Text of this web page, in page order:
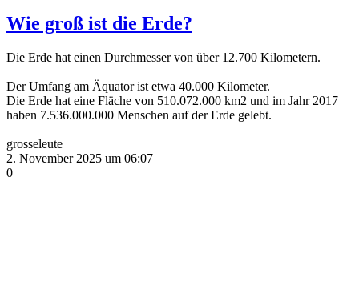
Wie groß ist die Erde?
Die Erde hat einen Durchmesser von über 12.700 Kilometern.
Der Umfang am Äquator ist etwa 40.000 Kilometer.
Die Erde hat eine Fläche von 510.072.000 km2 und im Jahr 2017
haben 7.536.000.000 Menschen auf der Erde gelebt.
grosseleute
2. November 2025 um 06:07
0